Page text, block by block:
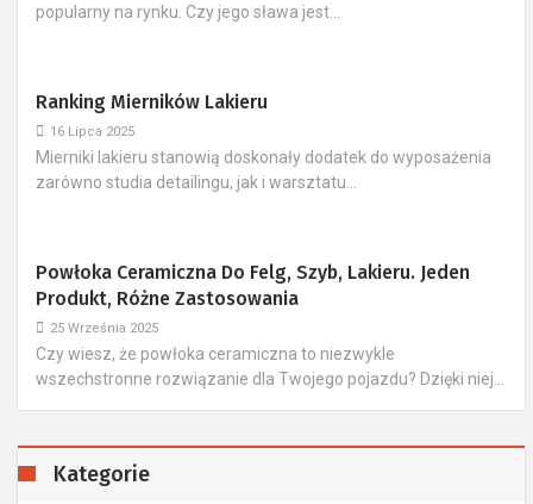
popularny na rynku. Czy jego sława jest...
Ranking Mierników Lakieru
16 Lipca 2025
​Mierniki lakieru stanowią doskonały dodatek do wyposażenia
zarówno studia detailingu, jak i warsztatu...
Powłoka Ceramiczna Do Felg, Szyb, Lakieru. Jeden
Produkt, Różne Zastosowania
25 Września 2025
Czy wiesz, że powłoka ceramiczna to niezwykle
wszechstronne rozwiązanie dla Twojego pojazdu? Dzięki niej...
Kategorie